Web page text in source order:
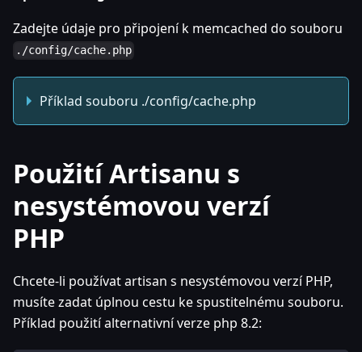
Zadejte údaje pro připojení k memcached do souboru
./config/cache.php
Příklad souboru ./config/cache.php
Použití Artisanu s
nesystémovou verzí
PHP
Chcete-li používat artisan s nesystémovou verzí PHP,
musíte zadat úplnou cestu ke spustitelnému souboru.
Příklad použití alternativní verze php 8.2: